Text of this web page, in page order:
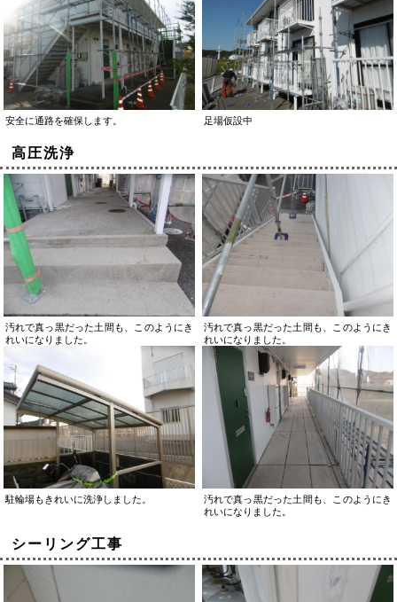
安全に通路を確保します。 足場仮設中
高圧洗浄
汚れで真っ黒だった土間も、このようにき
れいになりました。
汚れで真っ黒だった土間も、このようにき
れいになりました。
駐輪場もきれいに洗浄しました。
汚れで真っ黒だった土間も、このようにき
れいになりました。
シーリング工事